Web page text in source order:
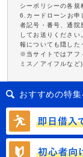
シーポリシーの各規
6.カードローンお申
者記号・番号、通院
してお送りくださ
報についても隠した
※当サイトではアフ
ミス／アイフルなど
おすすめの特集